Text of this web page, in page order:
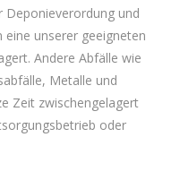
Deponieverordung und
unserer geeigneten
Andere Abfälle wie
Metalle und
Zeit zwischengelagert
oder